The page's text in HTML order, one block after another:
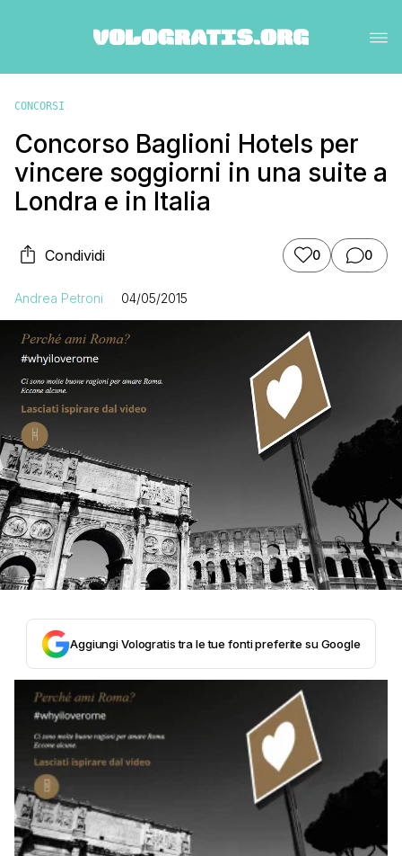
CONCORSI
Concorso Baglioni Hotels per
vincere soggiorni in una suite a
Londra e in Italia
Condividi 0 0
Andrea Petroni 04/05/2015
Aggiungi Vologratis tra le tue fonti preferite su Google